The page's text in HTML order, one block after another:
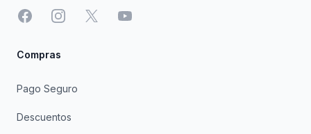
FacebookInstagram
X YouTube
Compras
Pago Seguro
Descuentos